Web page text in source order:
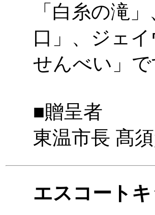
「白糸の滝
口」、ジェ
せんべい」で
■贈呈者
東温市長 髙
エスコート